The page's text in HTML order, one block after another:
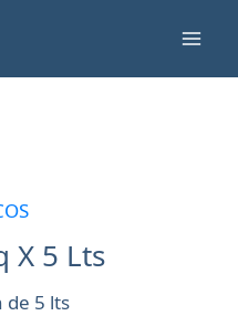
X 5 Lts
de 5 lts